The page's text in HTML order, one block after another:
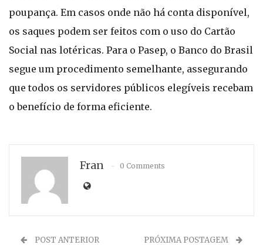
poupança. Em casos onde não há conta disponível,
os saques podem ser feitos com o uso do Cartão
Social nas lotéricas. Para o Pasep, o Banco do Brasil
segue um procedimento semelhante, assegurando
que todos os servidores públicos elegíveis recebam
o benefício de forma eficiente.
Fran 0 Comments
POST ANTERIOR PRÓXIMA POSTAGEM